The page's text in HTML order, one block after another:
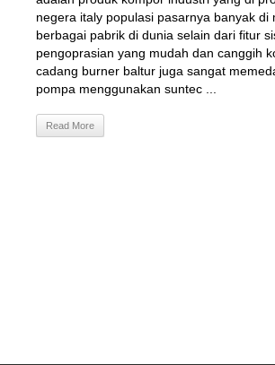
negera italy populasi pasarnya banyak di
berbagai pabrik di dunia selain dari fitur
pengoprasian yang mudah dan canggih
cadang burner baltur juga sangat
pompa menggunakan suntec ...
Read More